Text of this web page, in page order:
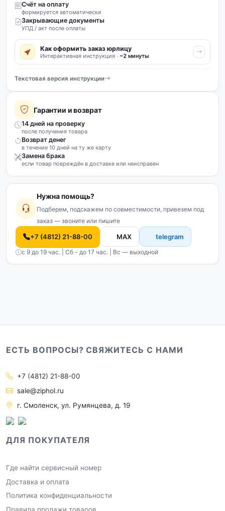
Счёт на оплату
формируется автоматически
Закрывающие документы
УПД / акт после оплаты
Как оформить заказ юрлицу
Интерактивная инструкция · ~2 минуты
Текстовая версия инструкции
Гарантии и возврат
14 дней на проверку
после получения товара
Возврат денег
в течение 10 дней на ту же карту
Замена брака
если товар повреждён в доставке или неисправен
Нужна помощь?
Подберем, подскажем по совместимости, привезем под
заказ — звоните или пишите
+7 (4812) 21-88-00 MAX telegram
с 9 до 19 час. | Сб - до 17 час. | Вс — выходной
ЕСТЬ ВОПРОСЫ? СВЯЖИТЕСЬ С НАМИ
+7 (4812) 21-88-00
sale@ziphol.ru
г. Смоленск, ул. Румянцева, д. 19
ДЛЯ ПОКУПАТЕЛЯ
Где найти сервисный номер
Доставка и оплата
Политика конфиденциальности
Правила продажи товаров